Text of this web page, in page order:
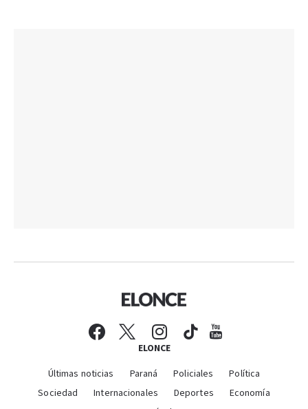
ELONCE
Últimas noticias Paraná Policiales
Política
Sociedad
Internacionales Deportes
Economía